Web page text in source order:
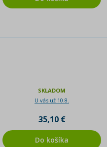
SKLADOM
U vás už 10.8.
35,10 €
Do košíka